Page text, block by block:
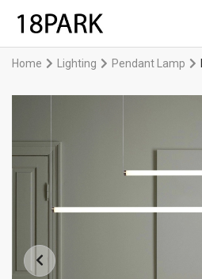
Home Lighting Pendant Lamp